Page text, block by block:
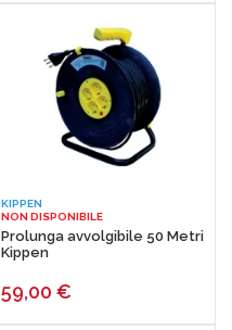
KIPPEN
NON DISPONIBILE
Prolunga avvolgibile 50 Metri
Kippen
59,00 €